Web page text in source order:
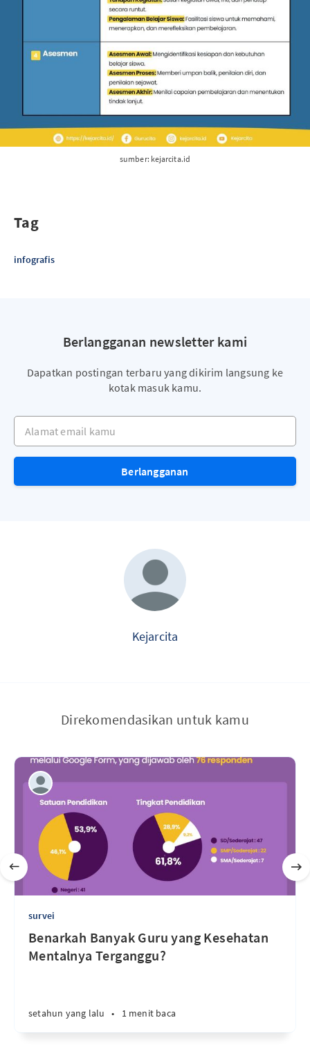
sumber: kejarcita.id
Tag
infografis
Berlangganan newsletter kami
Dapatkan postingan terbaru yang dikirim langsung ke
kotak masuk kamu.
Alamat email kamu
Berlangganan
Kejarcita
Direkomendasikan untuk kamu
survei
Benarkah Banyak Guru yang Kesehatan
Mentalnya Terganggu?
setahun yang lalu • 1 menit baca